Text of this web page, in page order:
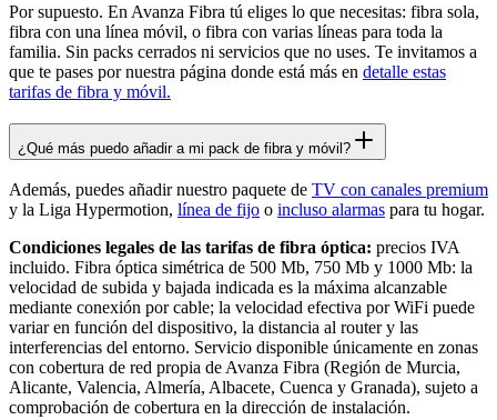
Por supuesto. En Avanza Fibra tú eliges lo que necesitas: fibra sola,
fibra con una línea móvil, o fibra con varias líneas para toda la
familia. Sin packs cerrados ni servicios que no uses. Te invitamos a
que te pases por nuestra página donde está más en detalle estas
tarifas de fibra y móvil.
¿Qué más puedo añadir a mi pack de fibra y móvil?
Además, puedes añadir nuestro paquete de TV con canales premium
y la Liga Hypermotion, línea de fijo o incluso alarmas para tu hogar.
Condiciones legales de las tarifas de fibra óptica: precios IVA
incluido. Fibra óptica simétrica de 500 Mb, 750 Mb y 1000 Mb: la
velocidad de subida y bajada indicada es la máxima alcanzable
mediante conexión por cable; la velocidad efectiva por WiFi puede
variar en función del dispositivo, la distancia al router y las
interferencias del entorno. Servicio disponible únicamente en zonas
con cobertura de red propia de Avanza Fibra (Región de Murcia,
Alicante, Valencia, Almería, Albacete, Cuenca y Granada), sujeto a
comprobación de cobertura en la dirección de instalación.